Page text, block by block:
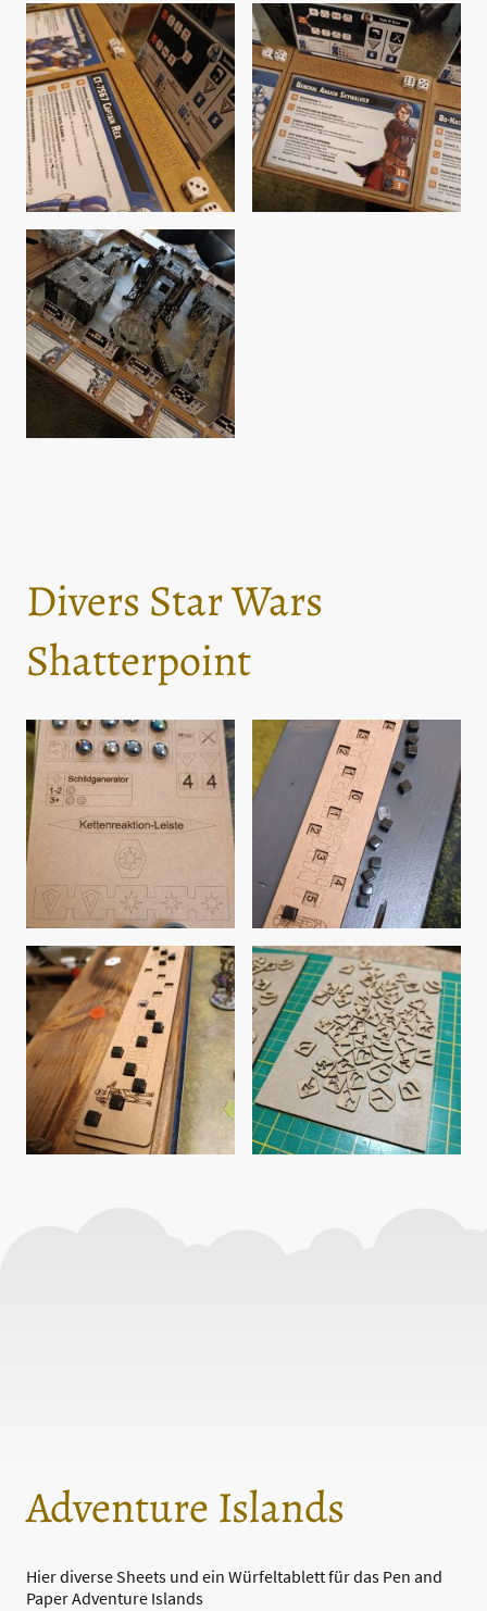
Divers Star Wars
Shatterpoint
Adventure Islands
Hier diverse Sheets und ein Würfeltablett für das Pen and
Paper Adventure Islands